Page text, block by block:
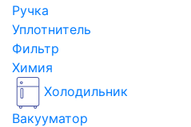
Ручка
Уплотнитель
Фильтр
Химия
Холодильник
Вакууматор